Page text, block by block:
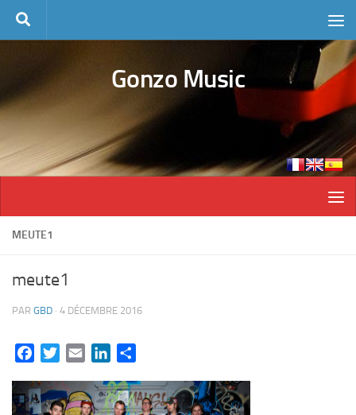
Skip to content
Gonzo Music
MEUTE1
meute1
PAR GBD · 4 DÉCEMBRE 2016
FacebookTwitterEmail LinkedIn